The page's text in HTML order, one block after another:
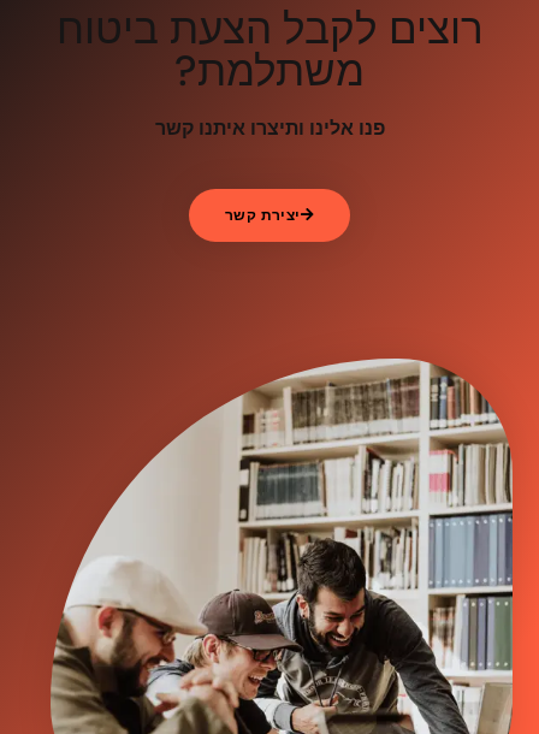
רוצים לקבל הצעת ביטוח
משתלמת?
פנו אלינו ותיצרו איתנו קשר
יצירת קשר